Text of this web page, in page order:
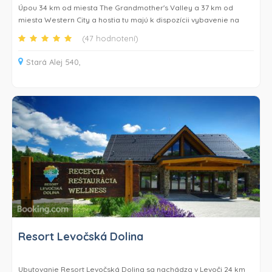
Úpou 34 km od miesta The Grandmother's Valley a 37 km od
miesta Western City a hostia tu majú k dispozícii vybavenie na
Fi, záhradu a terasu. Ubytovanie sa nachádza 26 km od miesta
Autobusová zastávka Strážné a má vonkajší bazén.
aj uteráky a posteľná bielizeň. V izbách je k dispozícii súkromná
kúpeľňa so sprchou a niektoré izby v ubytovaní Penzion OK
ponúkajú tiež priestor na posedenie. Všetky izby majú chladničku.
Hostia ubytovania Penzion OK sa môžu v destinácii Svoboda nad
Úpou a okolí venovať rôznym aktivitám, napríklad turistike,
lyžovaniu a cyklistike.
Ubytovanie Penzion OK sa nachádza 43 km od miesta Wang
Church. Letisko Pardubice je vzdialené 85 km.
(47 hodnotení)
Stará Alej 540,
Resort Levočská Dolina
Ubytovanie Resort Levočská Dolina sa nachádza v Levoči 24 km